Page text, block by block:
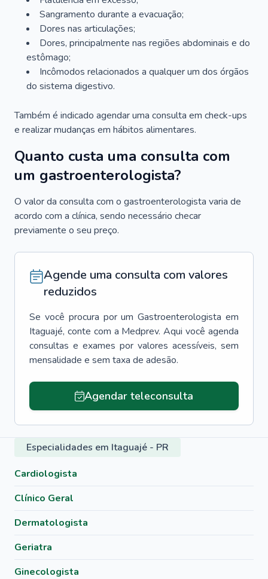
Sangramento durante a evacuação;
Dores nas articulações;
Dores, principalmente nas regiões abdominais e do
estômago;
Incômodos relacionados a qualquer um dos órgãos
do sistema digestivo.
Também é indicado agendar uma consulta em check-ups
e realizar mudanças em hábitos alimentares.
Quanto custa uma consulta com
um gastroenterologista?
O valor da consulta com o gastroenterologista varia de
acordo com a clínica, sendo necessário checar
previamente o seu preço.
Agende uma consulta com valores
reduzidos
Se você procura por um Gastroenterologista em
Itaguajé, conte com a Medprev. Aqui você agenda
consultas e exames por valores acessíveis, sem
mensalidade e sem taxa de adesão.
Agendar teleconsulta
Especialidades em Itaguajé - PR
Cardiologista
Clínico Geral
Dermatologista
Geriatra
Ginecologista